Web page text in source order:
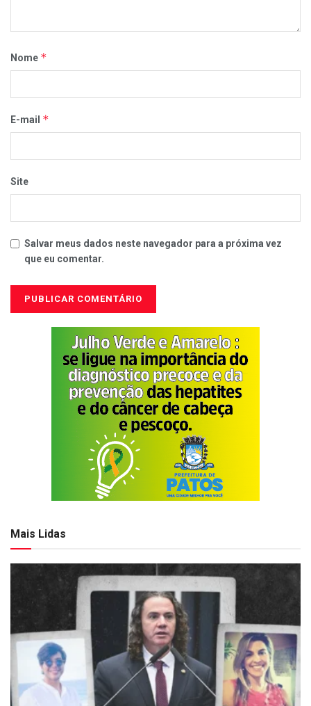
Nome *
E-mail *
Site
Salvar meus dados neste navegador para a próxima vez
que eu comentar.
Mais Lidas